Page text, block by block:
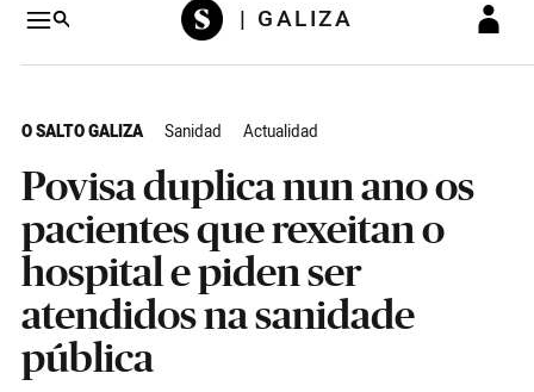
| GALIZA
O SALTO GALIZA Sanidad Actualidad
Povisa duplica nun ano os
pacientes que rexeitan o
hospital e piden ser
atendidos na sanidade
pública